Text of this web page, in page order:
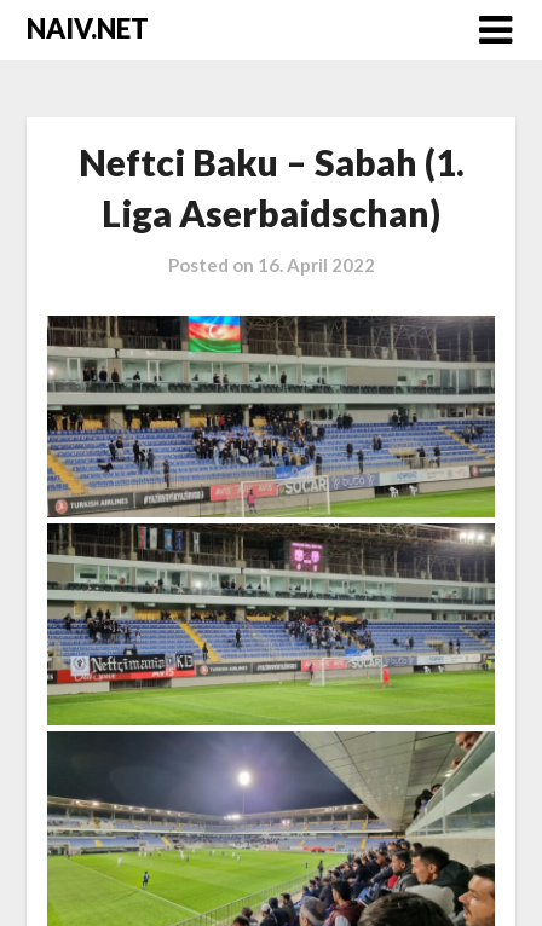
SkipNAIV.NET
Neftci Baku – Sabah (1.
Liga Aserbaidschan)
Posted on 16. April 2022